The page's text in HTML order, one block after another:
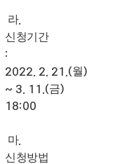
라.
신청기간
:
2022. 2. 21.(월)
~ 3. 11.(금)
18:00
마.
신청방법